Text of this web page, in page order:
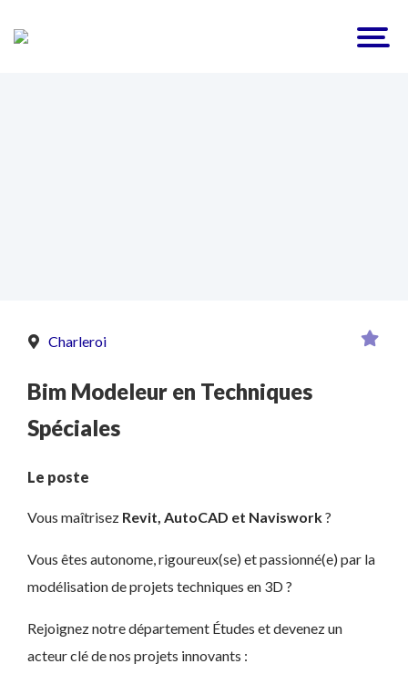
Charleroi
Bim Modeleur en Techniques
Spéciales
Le poste
Vous maîtrisez Revit, AutoCAD et Naviswork?
Vous êtes autonome, rigoureux(se) et passionné(e) par la
modélisation de projets techniques en 3D ?
Rejoignez notre département Études et devenez un
acteur clé de nos projets innovants :